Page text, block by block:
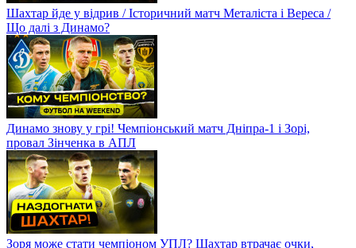
Шахтар йде у відрив / Історичний матч Металіста і Вереса /
Що далі з Динамо?
Динамо знову у грі! Чемпіонський матч Дніпра-1 і Зорі,
провал Зінченка в АПЛ
Зоря може стати чемпіоном УПЛ? Шахтар втрачає очки,